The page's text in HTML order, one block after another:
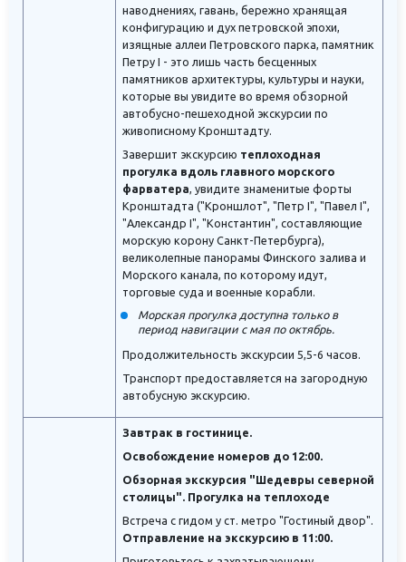
наводнениях, гавань, бережно хранящая
конфигурацию и дух петровской эпохи,
изящные аллеи Петровского парка, памятник
Петру I - это лишь часть бесценных
памятников архитектуры, культуры и науки,
которые вы увидите во время обзорной
автобусно-пешеходной экскурсии по
живописному Кронштадту.
Завершит экскурсию теплоходная
прогулка вдоль главного морского
фарватера , увидите знаменитые форты
Кронштадта ("Кроншлот", "Петр I", "Павел I",
"Александр I", "Константин", составляющие
морскую корону Санкт-Петербурга),
великолепные панорамы Финского залива и
Морского канала, по которому идут,
торговые суда и военные корабли.
Морская прогулка доступна только в
период навигации с мая по октябрь.
Продолжительность экскурсии 5,5-6 часов.
Транспорт предоставляется на загородную
автобусную экскурсию.
Завтрак в гостинице.
Освобождение номеров до 12:00.
Обзорная экскурсия "Шедевры северной
столицы". Прогулка на теплоходе
Встреча с гидом у ст. метро "Гостиный двор".
Отправление на экскурсию в 11:00.